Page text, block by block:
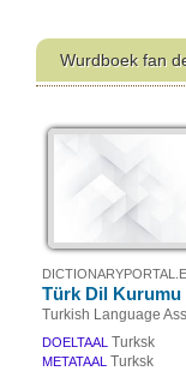
Wurdboek fan
Türk Dil Kurumu
Turkish Language
DOELTAAL Turksk
METATAAL Turksk